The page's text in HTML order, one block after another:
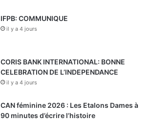
IFPB: COMMUNIQUE
il y a 4 jours
CORIS BANK INTERNATIONAL: BONNE
CELEBRATION DE L’INDEPENDANCE
il y a 4 jours
CAN féminine 2026 : Les Etalons Dames à
90 minutes d’écrire l’histoire